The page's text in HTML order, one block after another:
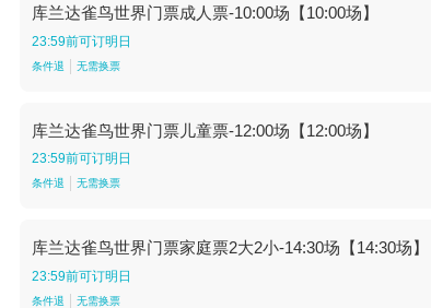
库兰达雀鸟世界门票成人票-10:00场【10:00场】
23:59前可订明日
条件退 无需换票
库兰达雀鸟世界门票儿童票-12:00场【12:00场】
23:59前可订明日
条件退 无需换票
库兰达雀鸟世界门票家庭票2大2小-14:30场【14:30场】
23:59前可订明日
条件退 无需换票